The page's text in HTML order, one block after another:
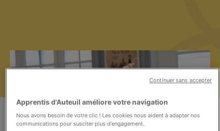
Partenariat/Entreprises
Location d’espaces
Apprentis d'Auteuil améliore votre navigation
Nous avons besoin de votre clic ! Les cookies nous aident à adapter nos
communications pour susciter plus d'engagement.
Continuer sans accepter